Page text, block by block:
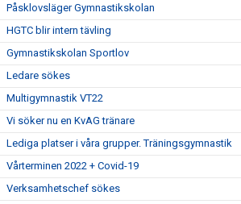
Påsklovsläger Gymnastikskolan
HGTC blir intern tävling
Gymnastikskolan Sportlov
Ledare sökes
Multigymnastik VT22
Vi söker nu en KvAG tränare
Lediga platser i våra grupper. Träningsgymnastik
Vårterminen 2022 + Covid-19
Verksamhetschef sökes